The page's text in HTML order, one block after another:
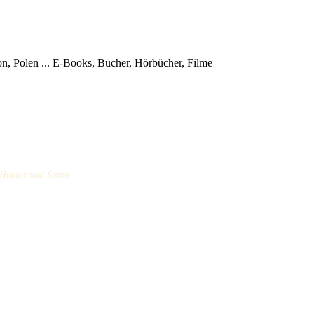
Polen ... E-Books, Bücher, Hörbücher, Filme
und Satire